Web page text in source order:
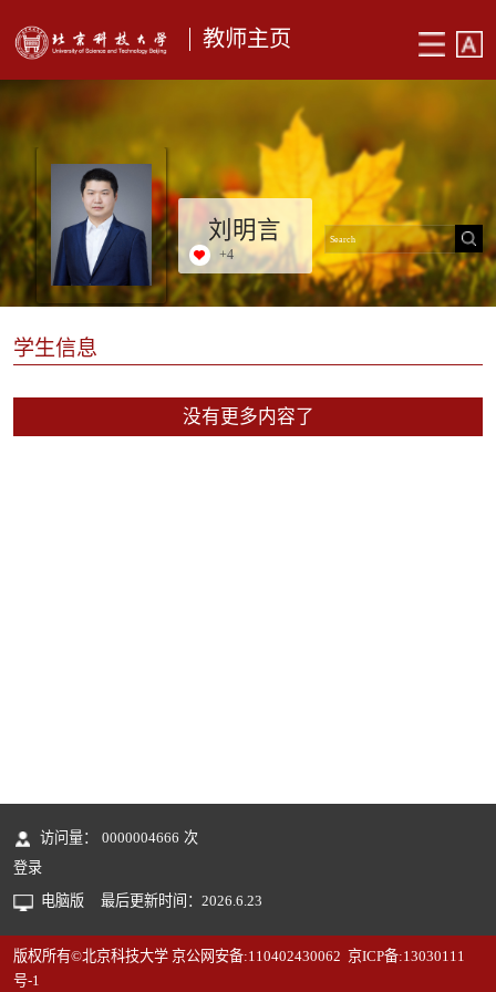
教师主页
刘明言
+4
学生信息
没有更多内容了
访问量： 0000004666 次
登录
电脑版
最后更新时间： 2026.6.23
版权所有©北京科技大学 京公网安备:110402430062 京ICP备:13030111
号-1